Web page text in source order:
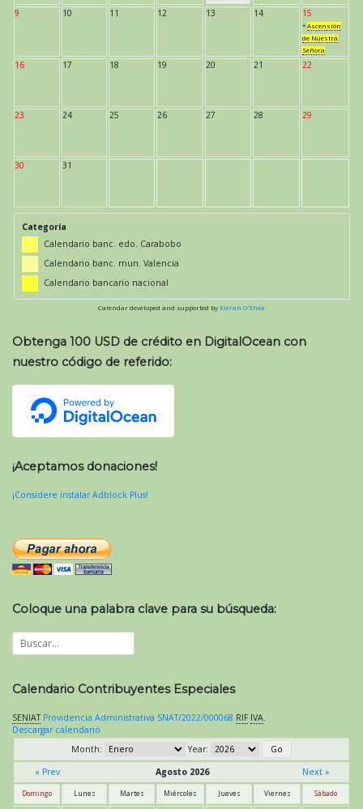
9 10 11 12 13 14 15
* Ascensión
de Nuestra
Señora
16 17 18 19 20 21 22
23 24 25 26 27 28 29
30 31
Categoría
Calendario banc. edo. Carabobo
Calendario banc. mun. Valencia
Calendario bancario nacional
Calendar developed and supported by Kieran O'Shea
Obtenga 100 USD de crédito en DigitalOcean con
nuestro código de referido:
¡Aceptamos donaciones!
¡Considere instalar Adblock Plus!
Coloque una palabra clave para su búsqueda:
Calendario Contribuyentes Especiales
SENIAT Providencia Administrativa SNAT/2022/000068 RIF IVA
Descargar calendario
Month:
Year:
« Prev
Agosto 2026 Next »
Domingo Lunes Martes Miércoles Jueves Viernes Sábado